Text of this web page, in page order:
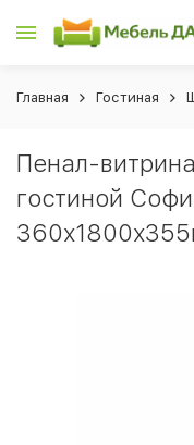
Главная Гостиная
Пенал-
гостиной